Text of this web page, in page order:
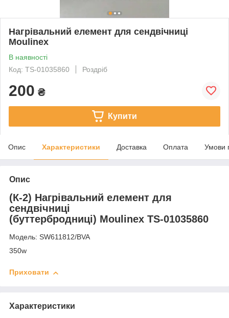
Нагрівальний елемент для cендвічниці
Moulinex
В наявності
Код: TS-01035860
Роздріб
200 ₴
Купити
Опис Характеристики Доставка Оплата Умови
Опис
(К-2) Нагрівальний елемент для
cендвічниці
(буттербродниці) Moulinex TS-01035860
Модель: SW611812/BVA
350w
Приховати
Характеристики